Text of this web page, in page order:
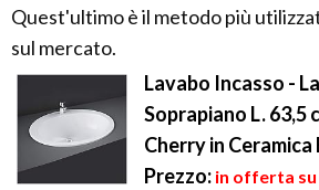
Quest'ultimo è il metodo più
sul mercato.
Lavabo Incasso -
Soprapiano L. 63,5
Cherry in Ceramica
Prezzo: in offerta su